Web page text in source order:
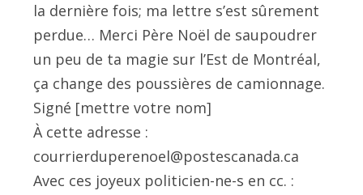
la dernière fois; ma lettre s’est sûrement
perdue… Merci Père Noël de saupoudrer
un peu de ta magie sur l’Est de Montréal,
ça change des poussières de camionnage.
Signé [mettre votre nom]
À cette adresse :
courrierduperenoel@postescanada.ca
Avec ces joyeux politicien-ne-s en cc. :